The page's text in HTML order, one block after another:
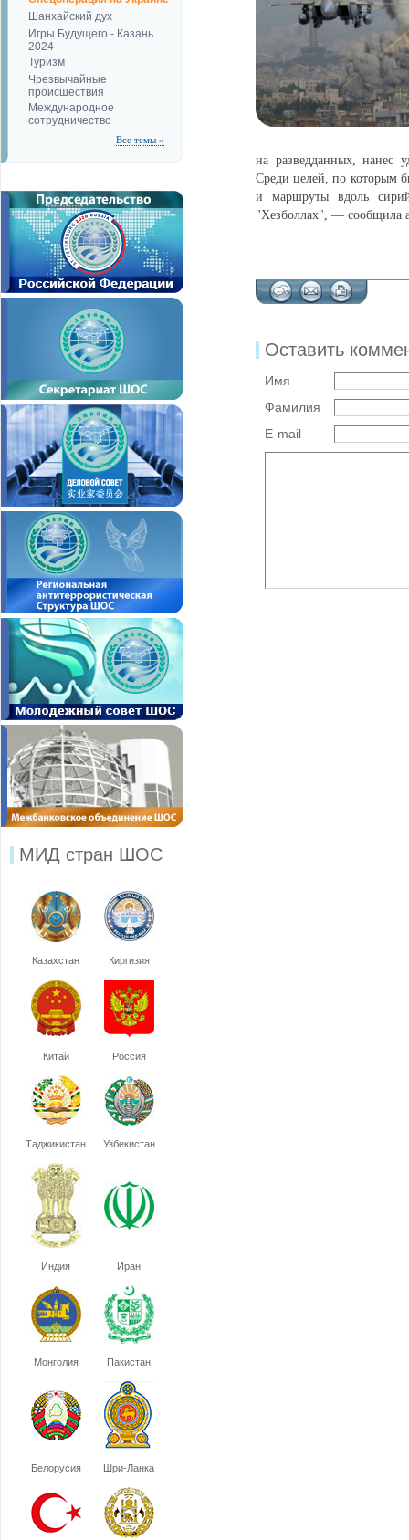
Шанхайский дух
Игры Будущего - Казань
2024
Туризм
Чрезвычайные
происшествия
Международное
сотрудничество
Все темы »
МИД стран ШОС
Казахстан Киргизия
Китай Россия
Таджикистан Узбекистан
Индия Иран
Монголия Пакистан
Белорусия Шри-Ланка
на разведданных, нанес
Среди целей, по которым
и маршруты вдоль
"Хезболлах", — сообщила
Оставить
Имя
Фамилия
E-mail